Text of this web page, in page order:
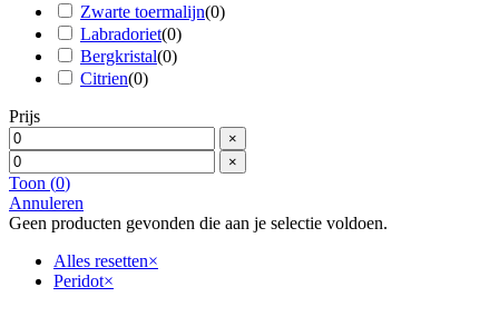
Zwarte toermalijn(0)
Labradoriet(0)
Bergkristal(0)
Citrien(0)
Prijs
×
×
Toon (0)
Annuleren
Geen producten gevonden die aan je selectie voldoen.
Alles resetten×
Peridot×